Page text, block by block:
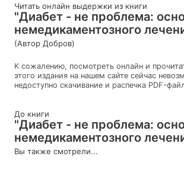
Читать онлайн выдержки из книги
"Диабет - не проблема:
немедикаментозного
(Автор Добров)
К сожалению, посмотреть онлайн и
этого издания на нашем сайте сейчас
недоступно скачивание и распечка PDF-
До книги
"Диабет - не проблема:
немедикаментозного
Вы также смотрели...